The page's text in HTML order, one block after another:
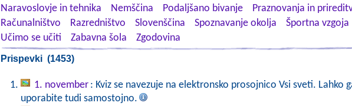
Naravoslovje in tehnika
Nemščina Podaljšano bivanje
Praznovanja in
Računalništvo
Razredništvo Slovenščina Spoznavanje okolja
Športna vzgoja
Učimo se učiti
Zabavna šola Zgodovina
Prispevki (1453)
1. november : Kviz se navezuje na elektronsko prosojnico Vsi sveti. Lahko
uporabite tudi samostojno.